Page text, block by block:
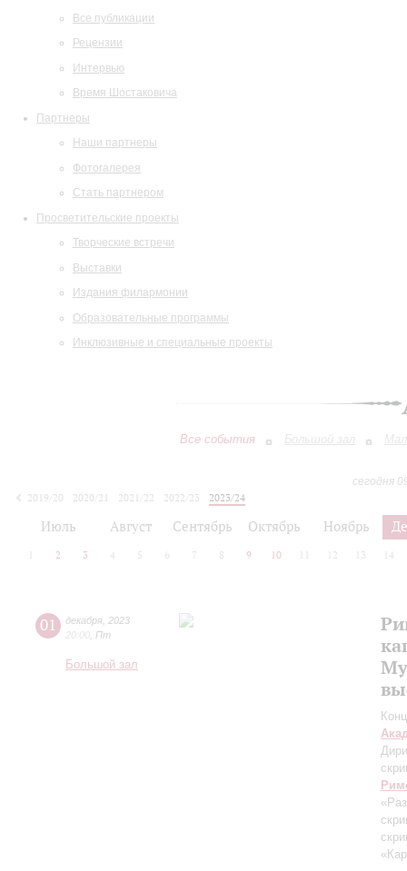
Все публикации
Рецензии
Интервью
Время Шостаковича
Партнеры
Наши партнеры
Фотогалерея
Стать партнером
Просветительские проекты
Творческие встречи
Выставки
Издания филармонии
Образовательные программы
Инклюзивные и специальные проекты
Все события Большой зал
сегодня
2019/20
2020/21 2021/22 2022/23
2023/24
Июль Август Сентябрь Октябрь Ноябрь
2 3 4 5 6 7 8 9 10 12 13 14
01 декабря 2023
20:00 Пт
Большой зал